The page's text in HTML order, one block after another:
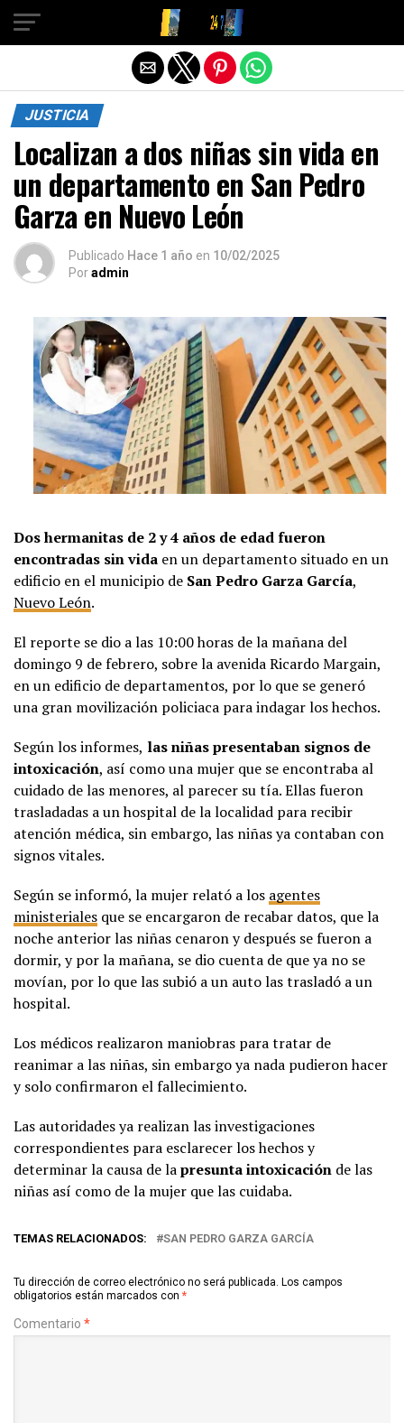
JUSTICIA
Localizan a dos niñas sin vida en
un departamento en San Pedro
Garza en Nuevo León
Publicado Hace 1 año en 10/02/2025
Poradmin
Dos hermanitas de 2 y 4 años de edad fueron
encontradas sin vida en un departamento situado en un
edificio en el municipio de San Pedro Garza García,
Nuevo León.
El reporte se dio a las 10:00 horas de la mañana del
domingo 9 de febrero, sobre la avenida Ricardo Margain,
en un edificio de departamentos, por lo que se generó
una gran movilización policiaca para indagar los hechos.
Según los informes, las niñas presentaban signos de
intoxicación, así como una mujer que se encontraba al
cuidado de las menores, al parecer su tía. Ellas fueron
trasladadas a un hospital de la localidad para recibir
atención médica, sin embargo, las niñas ya contaban con
signos vitales.
Según se informó, la mujer relató a los agentes
ministeriales que se encargaron de recabar datos, que la
noche anterior las niñas cenaron y después se fueron a
dormir, y por la mañana, se dio cuenta de que ya no se
movían, por lo que las subió a un auto las trasladó a un
hospital.
Los médicos realizaron maniobras para tratar de
reanimar a las niñas, sin embargo ya nada pudieron hacer
y solo confirmaron el fallecimiento.
Las autoridades ya realizan las investigaciones
correspondientes para esclarecer los hechos y
determinar la causa de lapresunta intoxicación de las
niñas así como de la mujer que las cuidaba.
TEMAS RELACIONADOS: SAN PEDRO GARZA GARCÍA
Tu dirección de correo electrónico no será publicada. Los campos
obligatorios están marcados con *
Comentario *
Salir de la versión móvil